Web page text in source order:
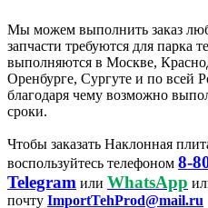
Мы можем выполнить заказ
запчасти требуются для парка
выполняются в Москве,
Оренбурге, Сургуте и по всей
благодаря чему возможно
сроки.
Чтобы заказать Наклонная
воспользуйтесь телефоном 8-
Telegram или WhatsApp
почту ImportTehProd@mail.ru